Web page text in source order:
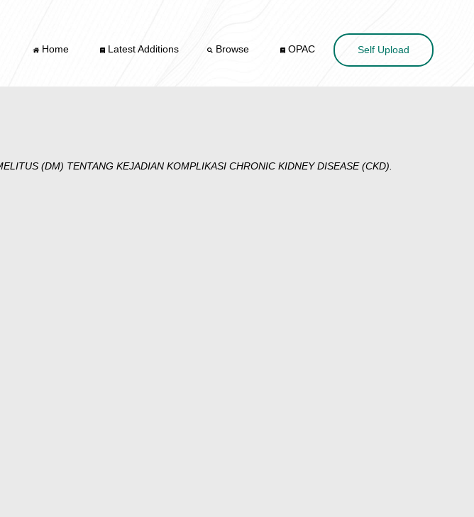
Home Latest Additions Browse OPAC Self Upload
(DM) TENTANG KEJADIAN KOMPLIKASI CHRONIC KIDNEY DISEASE (CKD).